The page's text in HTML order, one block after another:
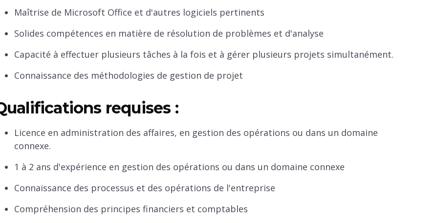
Maîtrise de Microsoft Office et d'autres logiciels pertinents
Solides compétences en matière de résolution de problèmes et d'analyse
Capacité à effectuer plusieurs tâches à la fois et à gérer plusieurs projets simultanément.
Connaissance des méthodologies de gestion de projet
requises :
Licence en administration des affaires, en gestion des opérations ou dans un domaine
connexe.
1 à 2 ans d'expérience en gestion des opérations ou dans un domaine connexe
Connaissance des processus et des opérations de l'entreprise
Compréhension des principes financiers et comptables